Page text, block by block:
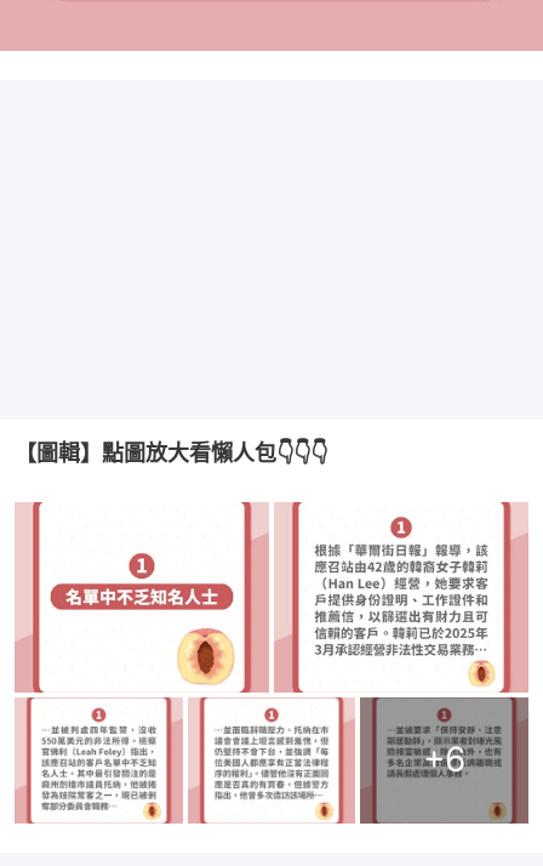
【圖輯】點圖放大看懶人包👇👇👇
+6